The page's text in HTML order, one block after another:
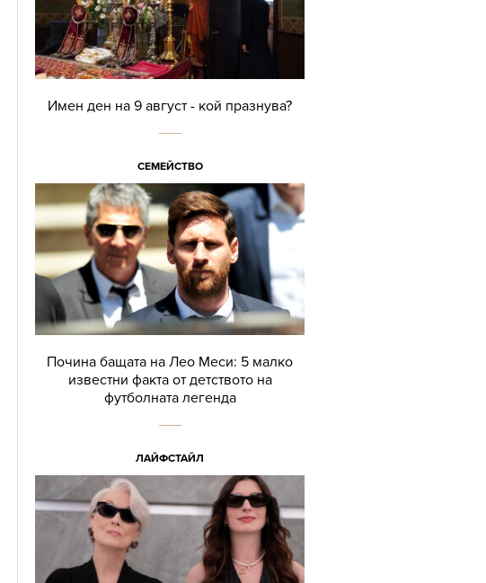
Имен ден на 9 август - кой празнува?
СЕМЕЙСТВО
Почина бащата на Лео Меси: 5 малко
известни факта от детството на
футболната легенда
ЛАЙФСТАЙЛ